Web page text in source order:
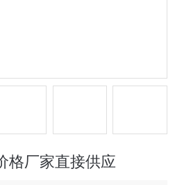
格厂家直接供应